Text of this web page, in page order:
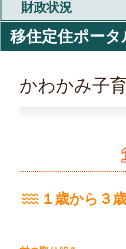
財政状況
移住定住ポータ
かわかみ子
１歳から３